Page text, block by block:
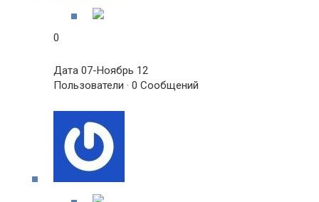
0
Дата 07-Ноябрь 12
Пользователи · 0 Сообщений